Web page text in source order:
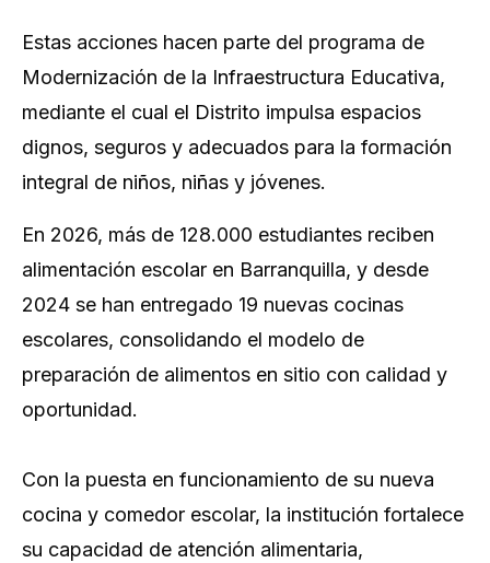
Estas acciones hacen parte del programa de
Modernización de la Infraestructura Educativa,
mediante el cual el Distrito impulsa espacios
dignos, seguros y adecuados para la formación
integral de niños, niñas y jóvenes.
En 2026, más de 128.000 estudiantes reciben
alimentación escolar en Barranquilla, y desde
2024 se han entregado 19 nuevas cocinas
escolares, consolidando el modelo de
preparación de alimentos en sitio con calidad y
oportunidad.
Con la puesta en funcionamiento de su nueva
cocina y comedor escolar, la institución fortalece
su capacidad de atención alimentaria,